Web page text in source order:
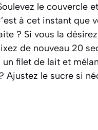
le couvercle
à cet instant que
? Si vous la
de nouveau 20
filet de lait et
le sucre si